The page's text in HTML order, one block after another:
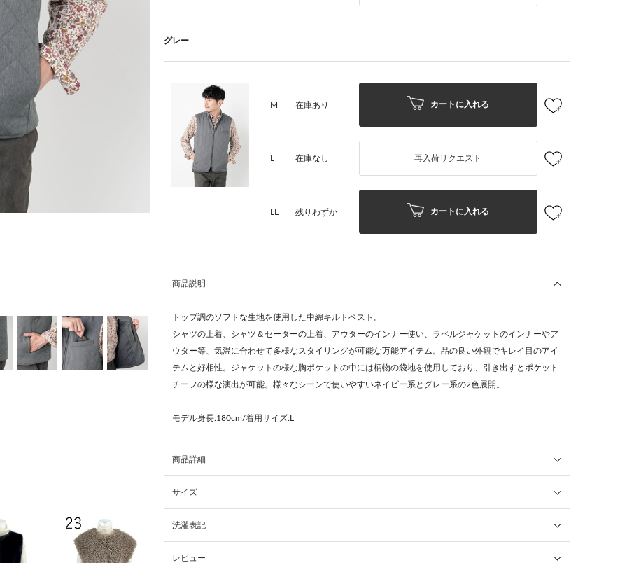
グレー
M 在庫あり カートに入れる
L 在庫なし 再入荷リクエスト
LL 残りわずか カートに入れる
商品説明
トップ調のソフトな生地を使用した中綿キルトベスト。
シャツの上着、シャツ＆セーターの上着、アウターのインナー使い、ラペルジャケットのインナーやア
ウター等、気温に合わせて多様なスタイリングが可能な万能アイテム。品の良い外観でキレイ目のアイ
テムと好相性。ジャケットの様な胸ポケットの中には柄物の袋地を使用しており、引き出すとポケット
チーフの様な演出が可能。様々なシーンで使いやすいネイビー系とグレー系の2色展開。
モデル身長:180cm/着用サイズ:L
商品詳細
サイズ
洗濯表記
レビュー